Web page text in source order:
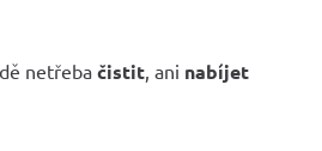
netřeba čistit , ani nabíjet